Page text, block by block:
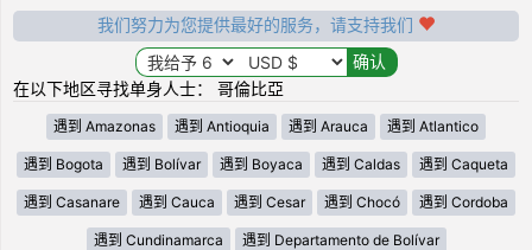
我们努力为您提供最好的服务，请支持我们
在以下地区寻找单身人士： 哥倫比亞
遇到 Amazonas 遇到 Antioquia 遇到 Arauca 遇到 Atlantico
遇到 Bogota 遇到 Bolívar 遇到 Boyaca 遇到 Caldas 遇到 Caqueta
遇到 Casanare 遇到 Cauca 遇到 Cesar 遇到 Chocó 遇到 Cordoba
遇到 Cundinamarca 遇到 Departamento de Bolívar